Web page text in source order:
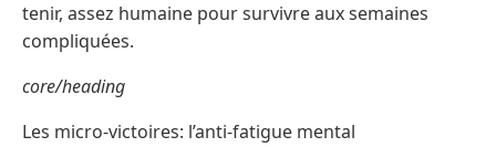
tenir, assez humaine pour survivre aux semaines
compliquées.
core/heading
Les micro-victoires: l’anti-fatigue mental